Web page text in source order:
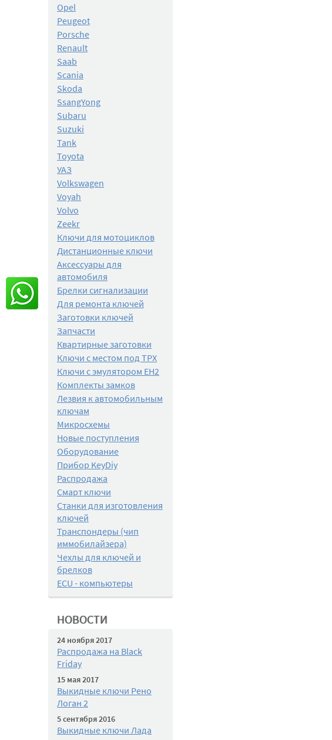
Opel
Peugeot
Porsche
Renault
Saab
Scania
Skoda
SsangYong
Subaru
Suzuki
Tank
Toyota
УАЗ
Volkswagen
Voyah
Volvo
Zeekr
Ключи для мотоциклов
Дистанционные ключи
Аксессуары для
автомобиля
Брелки сигнализации
Для ремонта ключей
Заготовки ключей
Запчасти
Квартирные заготовки
Ключи с местом под TPX
Ключи с эмулятором EH2
Комплекты замков
Лезвия к автомобильным
ключам
Микросхемы
Новые поступления
Оборудование
Прибор KeyDiy
Распродажа
Смарт ключи
Станки для изготовления
ключей
Транспондеры (чип
иммобилайзера)
Чехлы для ключей и
брелков
ECU - компьютеры
НОВОСТИ
24 ноября 2017
Распродажа на Black
Friday
15 мая 2017
Выкидные ключи Рено
Логан 2
5 сентября 2016
Выкидные ключи Лада